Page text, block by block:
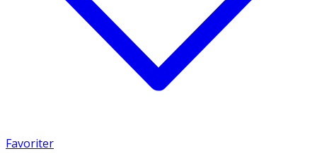
Favoriter